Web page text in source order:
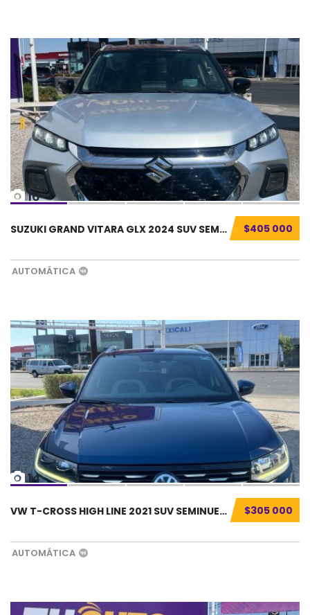
16
$405 000
SUZUKI GRAND VITARA GLX 2024 SUV SEMINUEVO.....
AUTOMÁTICA
14
$305 000
VW T-CROSS HIGH LINE 2021 SUV SEMINUEVO...
AUTOMÁTICA